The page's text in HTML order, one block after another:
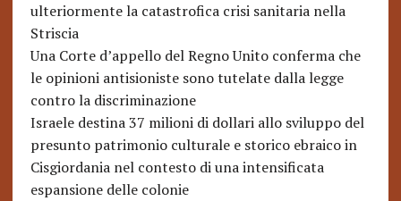
ulteriormente la catastrofica crisi sanitaria nella
Striscia
Una Corte d’appello del Regno Unito conferma che
le opinioni antisioniste sono tutelate dalla legge
contro la discriminazione
Israele destina 37 milioni di dollari allo sviluppo del
presunto patrimonio culturale e storico ebraico in
Cisgiordania nel contesto di una intensificata
espansione delle colonie